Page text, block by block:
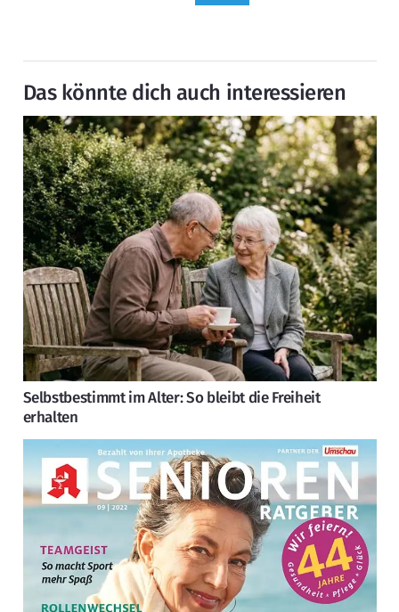
Das könnte dich auch interessieren
Selbstbestimmt im Alter: So bleibt die Freiheit
erhalten